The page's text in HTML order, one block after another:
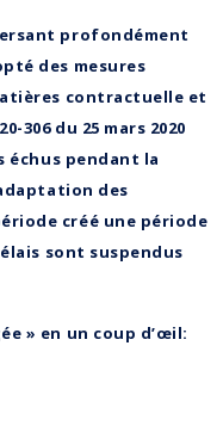
profondément
des mesures
contractuelle et
306 du 25 mars 2020
échus pendant la
des
créé une période
sont suspendus
» en un coup d’œil: